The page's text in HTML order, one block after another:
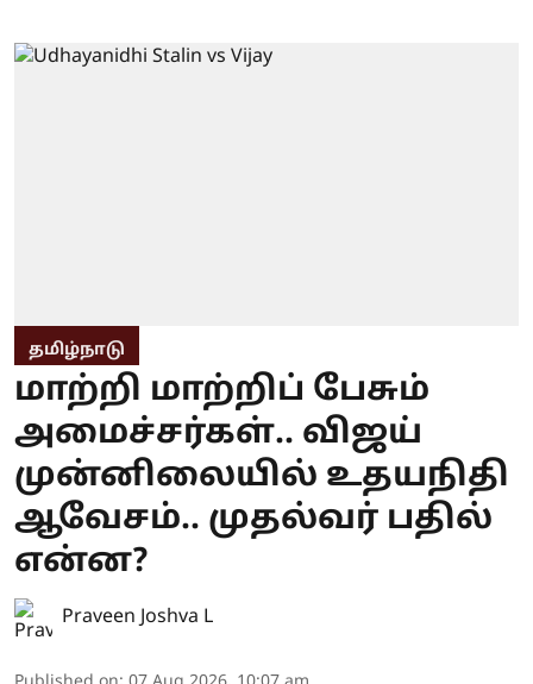
தமிழ்நாடு
மாற்றி மாற்றிப் பேசும்
அமைச்சர்கள்.. விஜய்
முன்னிலையில் உதயநிதி
ஆவேசம்.. முதல்வர் பதில்
என்ன?
Praveen Joshva L